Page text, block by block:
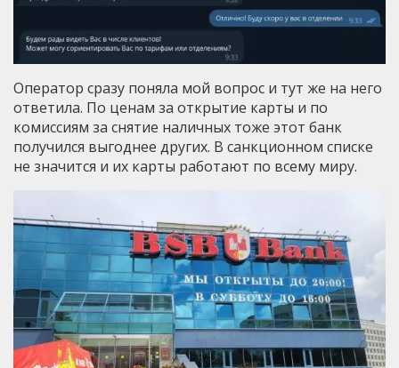
Оператор сразу поняла мой вопрос и тут же на него
ответила. По ценам за открытие карты и по
комиссиям за снятие наличных тоже этот банк
получился выгоднее других. В санкционном списке
не значится и их карты работают по всему миру.